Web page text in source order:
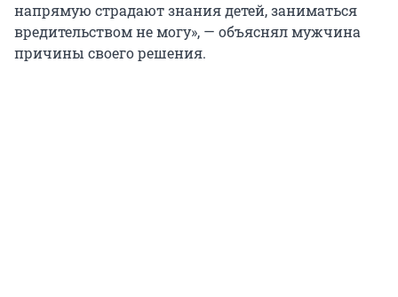
напрямую страдают знания детей, заниматься
вредительством не могу», — объяснял мужчина
причины своего решения.